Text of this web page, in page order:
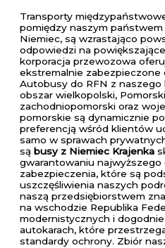
Transporty
pomiędzy naszym państwem
Niemiec, są wzrastająco
odpowiedzi na
korporacja przewozowa
ekstremalnie zabezpieczone
Autobusy do RFN z naszego
obszar wielkopolski,
zachodniopomorski oraz
pomorskie są dynamicznie
preferencją wśród klientów
samo w sprawach
są busy z Niemiec Krajenka
gwarantowaniu najwyższego
zabezpieczenia, które są
uszczęśliwienia naszych
naszą przedsiębiorstwem
na wschodzie Republika
modernistycznych i
autokarach, które
standardy ochrony. Zbiór